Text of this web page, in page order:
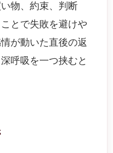
物、約束、判断
とで失敗を避けや
が動いた直後の返
呼吸を一つ挟むと